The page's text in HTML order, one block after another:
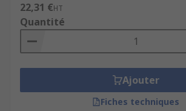
22,31 €HT
Quantité
Ajouter
Fiches techniques